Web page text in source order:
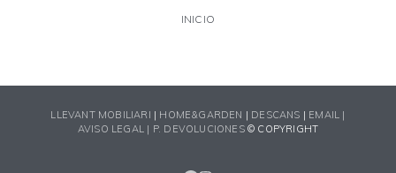
INICIO
LLEVANT MOBILIARI | HOME&GARDEN | DESCANS | EMAIL |
AVISO LEGAL | P. DEVOLUCIONES © COPYRIGHT